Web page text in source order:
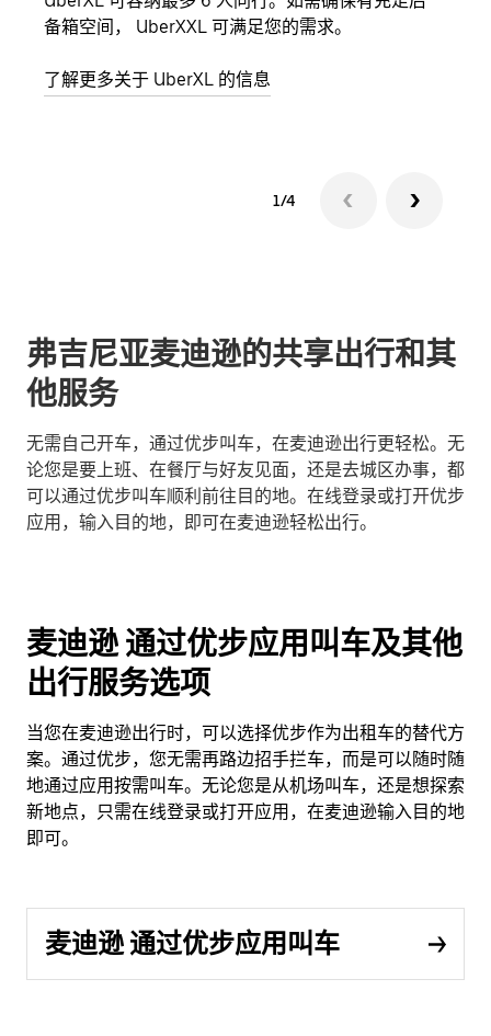
备箱空间， UberXXL 可满足您的需求。
了解更多关于 UberXL 的信息
1/4
弗吉尼亚麦迪逊的共享出行和其
他服务
无需自己开车，通过优步叫车，在麦迪逊出行更轻松。无
论您是要上班、在餐厅与好友见面，还是去城区办事，都
可以通过优步叫车顺利前往目的地。在线登录或打开优步
应用，输入目的地，即可在麦迪逊轻松出行。
麦迪逊 通过优步应用叫车及其他
出行服务选项
当您在麦迪逊出行时，可以选择优步作为出租车的替代方
案。通过优步，您无需再路边招手拦车，而是可以随时随
地通过应用按需叫车。无论您是从机场叫车，还是想探索
新地点，只需在线登录或打开应用，在麦迪逊输入目的地
即可。
麦迪逊 通过优步应用叫车